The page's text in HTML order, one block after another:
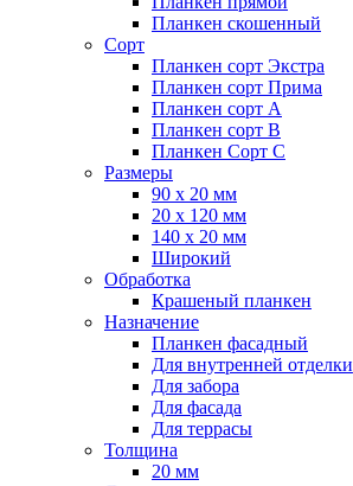
Планкен скошенный
Сорт
Планкен сорт Экстра
Планкен сорт Прима
Планкен сорт А
Планкен сорт B
Планкен Сорт C
Размеры
90 х 20 мм
20 х 120 мм
140 х 20 мм
Широкий
Обработка
Крашеный планкен
Назначение
Планкен фасадный
Для внутренней отделки
Для забора
Для фасада
Для террасы
Толщина
20 мм